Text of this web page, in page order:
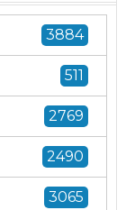
3884
511
2769
2490
3065